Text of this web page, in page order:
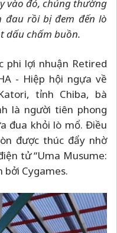
vào đó, chúng thường
đau rồi bị đem đến lò
dấu chấm buồn.
phi lợi nhuận Retired
- Hiệp hội ngựa về
tỉnh Chiba, bà
là người tiên phong
đua khỏi lò mổ. Điều
được thúc đẩy nhờ
tử “Uma Musume:
bởi Cygames.